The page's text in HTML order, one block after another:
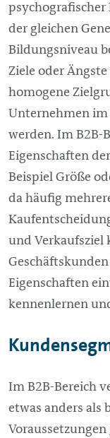
der gleichen
Bildungsniveau
Ziele oder
homogene
Unternehmen
werden. Im B2B-
Eigenschaften
Beispiel Größe
da häufig
und Verkaufsziel
Eigenschaften
kennenlernen
Im B2B-Bereich
etwas anders als